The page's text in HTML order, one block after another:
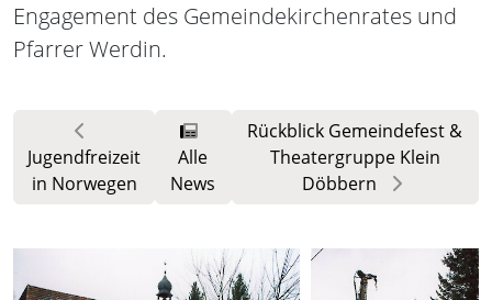
Engagement des Gemeindekirchenrates und
Pfarrer Werdin.
Jugendfreizeit
in Norwegen
Alle
News
Rückblick Gemeindefest &
Theatergruppe Klein
Döbbern